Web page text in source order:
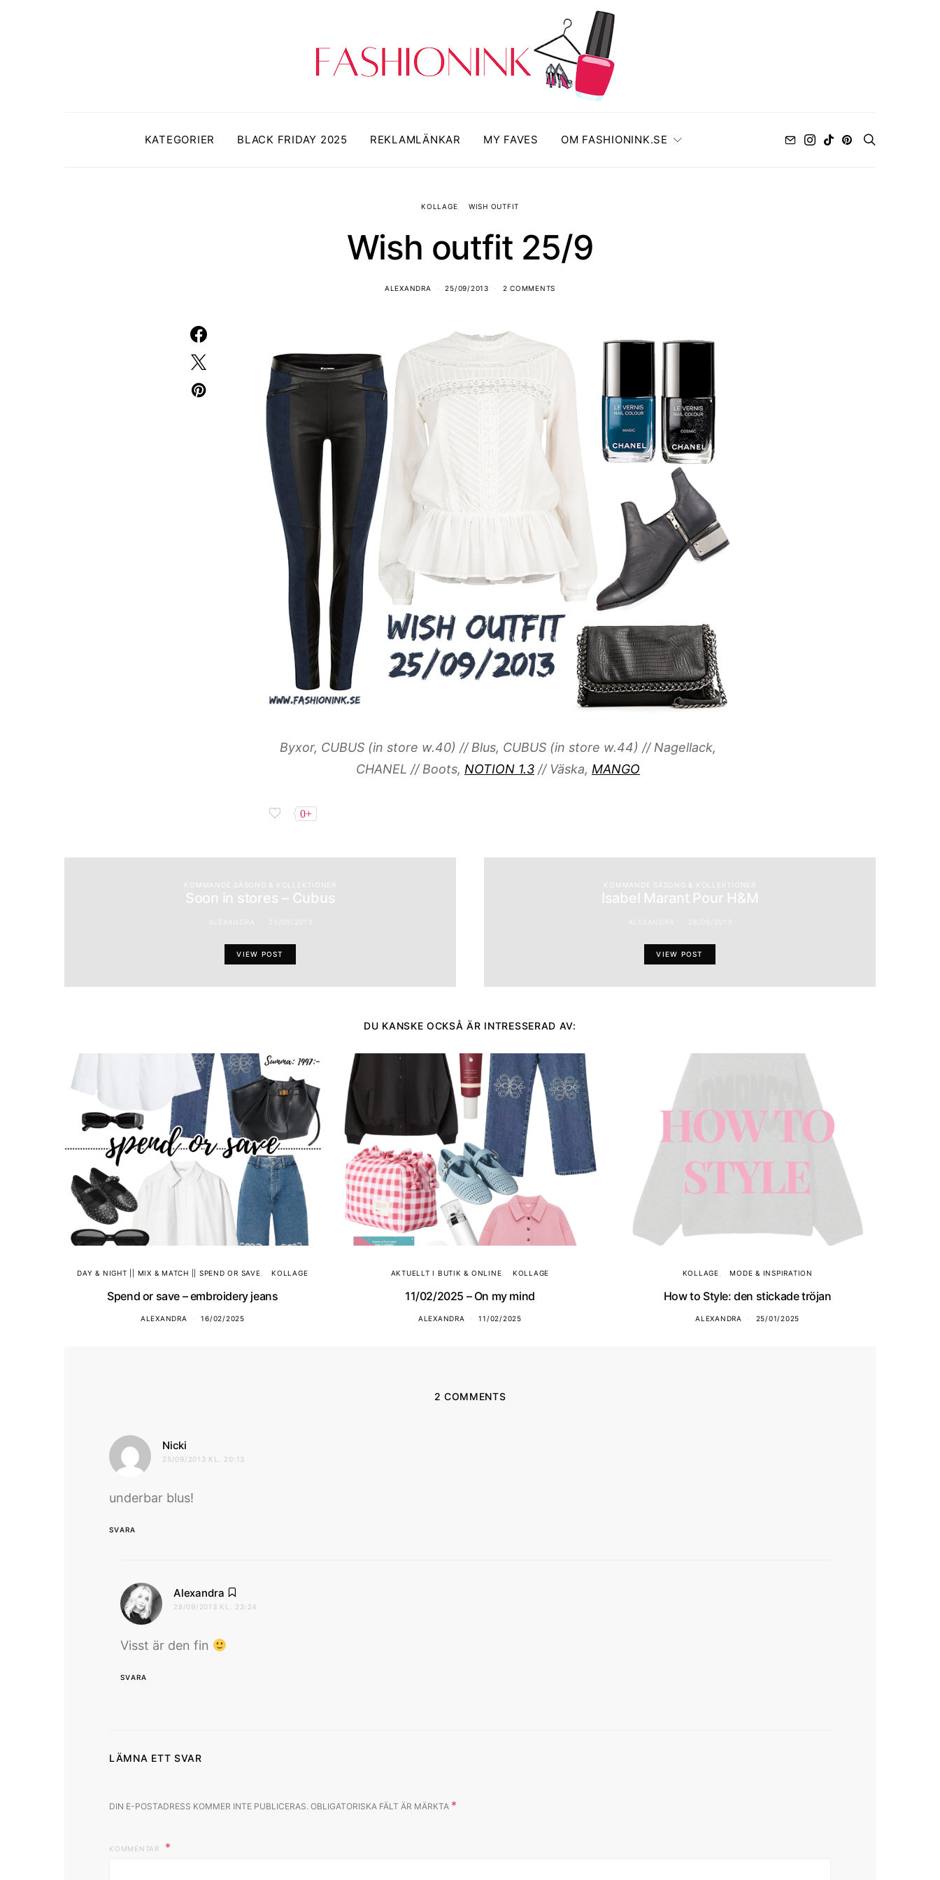
KATEGORIER BLACK FRIDAY 2025 REKLAMLÄNKAR MY FAVES OM FASHIONINK.SE
KOLLAGE WISH OUTFIT
Wish outfit 25/9
ALEXANDRA 25/09/2013 2 COMMENTS
Byxor, CUBUS (in store w.40) // Blus, CUBUS (in store w.44) // Nagellack,
CHANEL // Boots, NOTION 1.3 // Väska, MANGO
0+
KOMMANDE SÄSONG & KOLLEKTIONER
Soon in stores – Cubus
VIEW POST
KOMMANDE SÄSONG & KOLLEKTIONER
Isabel Marant Pour H&M
VIEW POST
DU KANSKE OCKSÅ ÄR INTRESSERAD AV:
DAY & NIGHT || MIX & MATCH || SPEND OR SAVE KOLLAGE
Spend or save – embroidery jeans
ALEXANDRA 16/02/2025
AKTUELLT I BUTIK & ONLINE KOLLAGE
11/02/2025 – On my mind
ALEXANDRA 11/02/2025
KOLLAGE MODE & INSPIRATION
How to Style: den stickade tröjan
ALEXANDRA 25/01/2025
2 COMMENTS
Nicki
25/09/2013 KL. 20:13
underbar blus!
SVARA
Alexandra
28/09/2013 KL. 23:24
Visst är den fin
SVARA
LÄMNA ETT SVAR
DIN E-POSTADRESS KOMMER INTE PUBLICERAS. OBLIGATORISKA FÄLT ÄR MÄRKTA *
KOMMENTAR